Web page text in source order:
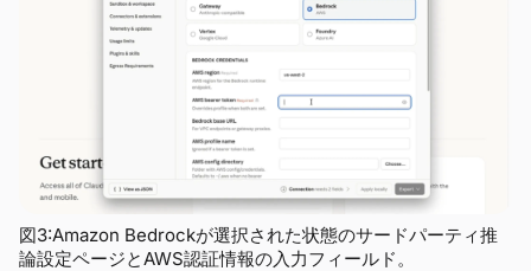
図3:Amazon Bedrockが選択された状態のサードパーティ推
論設定ページとAWS認証情報の入力フィールド。